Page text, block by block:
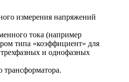
измерения напряжений
тока (например
типа «коэффициент» для
и однофазных
трансформатора.